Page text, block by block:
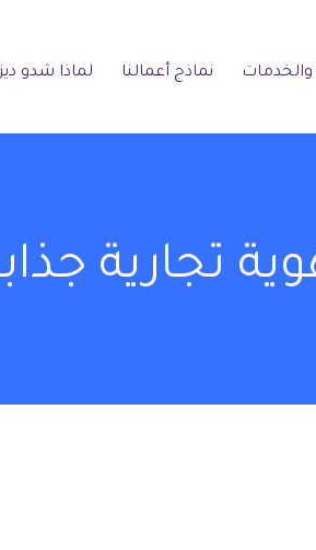
نماذج أعمالنا لماذا شدو
تجارية